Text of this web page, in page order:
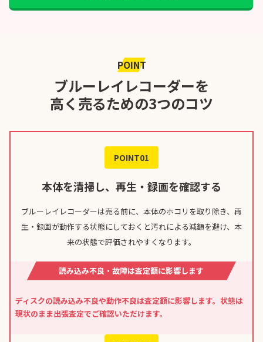
POINT
ブルーレイレコーダーを
高く売るための3つのコツ
POINT01
本体を清掃し、再生・録画を確認する
ブルーレイレコーダーは売る前に、本体のホコリを取り除き、再
生・録画が動作する状態にしておくと汚れによる減額を避け、本
来の状態で評価されやすくなります。
読み込み不良・故障は査定額に影響します
ディスクの読み込み不良や動作不良は査定額に影響します。状態は
現状のまま出張査定でご確認いただけます。